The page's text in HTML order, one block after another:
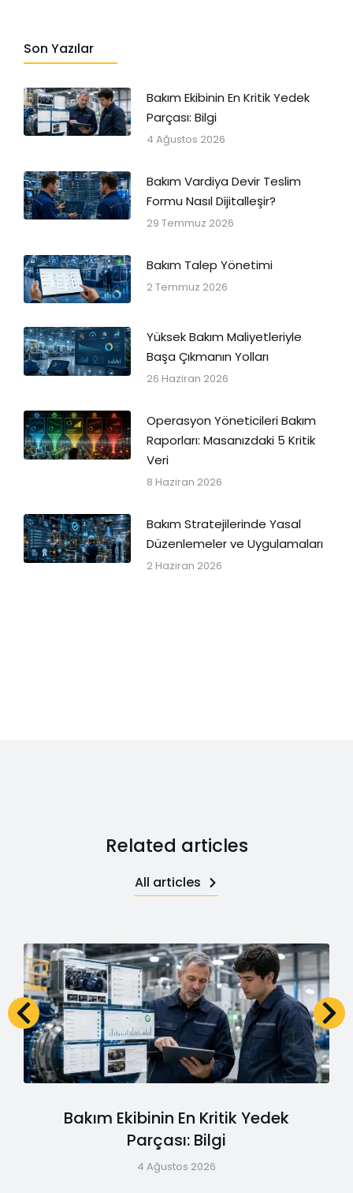
Son Yazılar
Bakım Ekibinin En Kritik Yedek
Parçası: Bilgi
4 Ağustos 2026
Bakım Vardiya Devir Teslim
Formu Nasıl Dijitalleşir?
29 Temmuz 2026
Bakım Talep Yönetimi
2 Temmuz 2026
Yüksek Bakım Maliyetleriyle
Başa Çıkmanın Yolları
26 Haziran 2026
Operasyon Yöneticileri Bakım
Raporları: Masanızdaki 5 Kritik
Veri
8 Haziran 2026
Bakım Stratejilerinde Yasal
Düzenlemeler ve Uygulamaları
2 Haziran 2026
Related articles
All articles
Bakım Ekibinin En Kritik Yedek
Parçası: Bilgi
4 Ağustos 2026